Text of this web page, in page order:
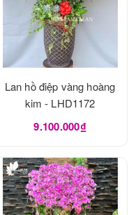
Lan hồ điệp vàng hoàng
kim - LHD1172
9.100.000₫